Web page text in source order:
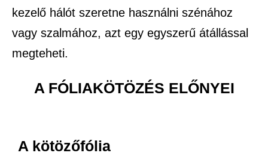
kezelő hálót szeretne használni szénához
vagy szalmához, azt egy egyszerű átállással
megteheti.
A FÓLIAKÖTÖZÉS ELŐNYEI
A kötözőfólia